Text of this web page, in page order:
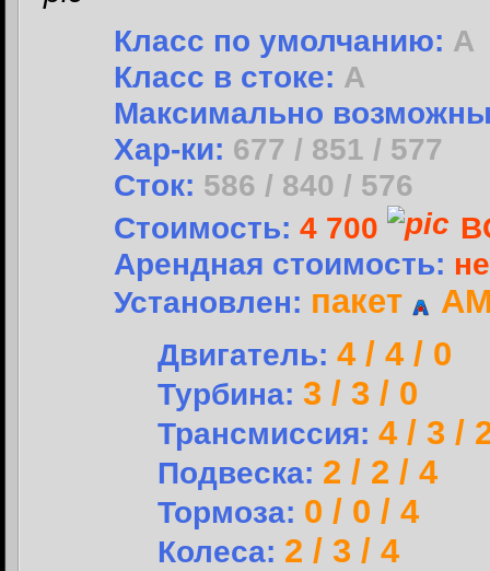
Класс по умолчанию: A
Класс в стоке: A
Максимально
Хар-ки: 677 / 851 / 577
Сток: 586 / 840 / 576
Стоимость: 4 700
Арендная стоимость:
Установлен: пакет
Двигатель: 4 / 4 / 0
Турбина: 3 / 3 / 0
Трансмиссия: 4 / 3 /
Подвеска: 2 / 2 / 4
Тормоза: 0 / 0 / 4
Колеса: 2 / 3 / 4